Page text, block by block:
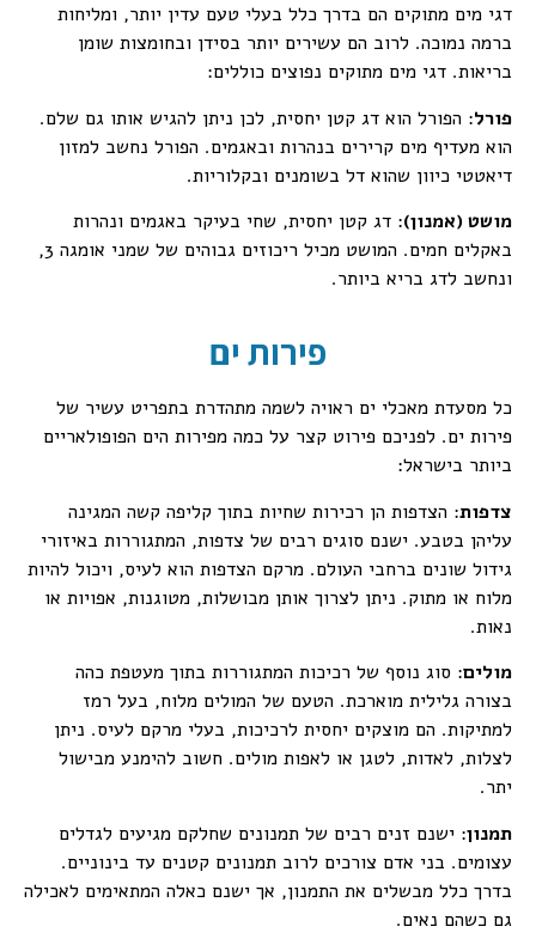
דגי מים מתוקים הם בדרך כלל בעלי טעם עדין יותר, ומליחות
ברמה נמוכה. לרוב הם עשירים יותר בסידן ובחומצות שומן
בריאות. דגי מים מתוקים נפוצים כוללים:
פורל: הפורל הוא דג קטן יחסית, לכן ניתן להגיש אותו גם שלם.
הוא מעדיף מים קרירים בנהרות ובאגמים. הפורל נחשב למזון
דיאטטי כיוון שהוא דל בשומנים ובקלוריות.
מושט (אמנון): דג קטן יחסית, שחי בעיקר באגמים ונהרות
באקלים חמים. המושט מכיל ריכוזים גבוהים של שמני אומגה 3,
ונחשב לדג בריא ביותר.
פירות ים
כל מסעדת מאכלי ים ראויה לשמה מתהדרת בתפריט עשיר של
פירות ים. לפניכם פירוט קצר על כמה מפירות הים הפופולאריים
ביותר בישראל:
צדפות: הצדפות הן רכירות שחיות בתוך קליפה קשה המגינה
עליהן בטבע. ישנם סוגים רבים של צדפות, המתגוררות באיזורי
גידול שונים ברחבי העולם. מרקם הצדפות הוא לעיס, ויכול להיות
מלוח או מתוק. ניתן לצרוך אותן מבושלות, מטוגנות, אפויות או
נאות.
מולים: סוג נוסף של רכיכות המתגוררות בתוך מעטפת כהה
בצורה גלילית מוארכת. הטעם של המולים מלוח, בעל רמז
למתיקות. הם מוצקים יחסית לרכיכות, בעלי מרקם לעיס. ניתן
לצלות, לאדות, לטגן או לאפות מולים. חשוב להימנע מבישול
יתר.
תמנון: ישנם זנים רבים של תמנונים שחלקם מגיעים לגדלים
עצומים. בני אדם צורכים לרוב תמנונים קטנים עד בינוניים.
בדרך כלל מבשלים את התמנון, אך ישנם כאלה המתאימים לאכילה
גם כשהם נאים.